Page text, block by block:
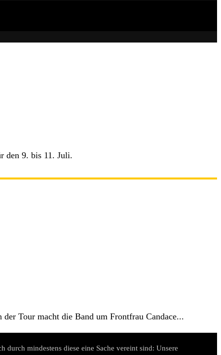
den 9. bis 11. Juli.
Tour macht die Band um Frontfrau Candace...
mindestens diese eine Sache vereint sind: Unsere